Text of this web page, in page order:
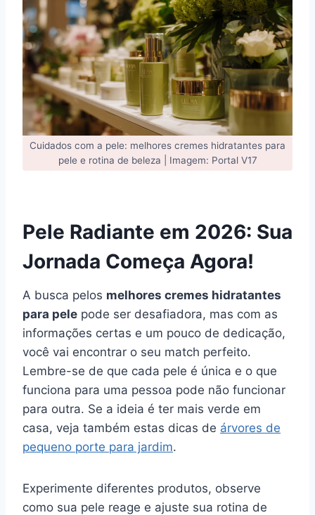
Cuidados com a pele: melhores cremes hidratantes para
pele e rotina de beleza | Imagem: Portal V17
Pele Radiante em 2026: Sua
Jornada Começa Agora!
A busca pelos melhores cremes hidratantes
para pele pode ser desafiadora, mas com as
informações certas e um pouco de dedicação,
você vai encontrar o seu match perfeito.
Lembre-se de que cada pele é única e o que
funciona para uma pessoa pode não funcionar
para outra. Se a ideia é ter mais verde em
casa, veja também estas dicas de árvores de
pequeno porte para jardim.
Experimente diferentes produtos, observe
como sua pele reage e ajuste sua rotina de